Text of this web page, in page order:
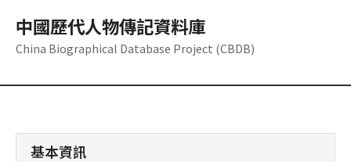
中國歷代人物傳記資料庫
China Biographical Database Project (CBDB)
基本資訊